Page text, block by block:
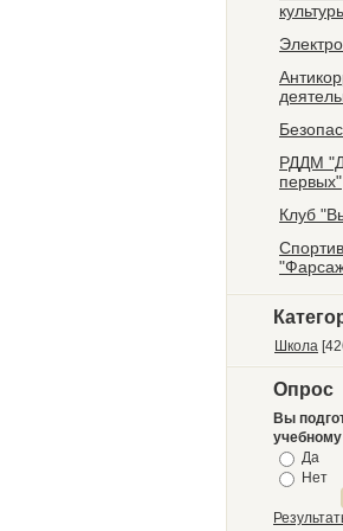
РДДМ
первых"
Клуб
Школа
Опрос
Вы
Да
Нет